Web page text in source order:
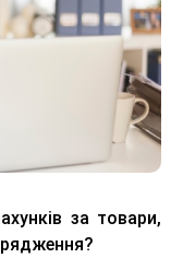
за товари,